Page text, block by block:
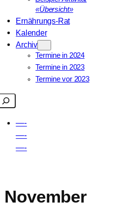
«Übersicht»
Ernährungs-Rat
Kalender
Archiv
Termine in 2024
Termine in 2023
Termine vor 2023
Suchen
—-
—-
—-
November